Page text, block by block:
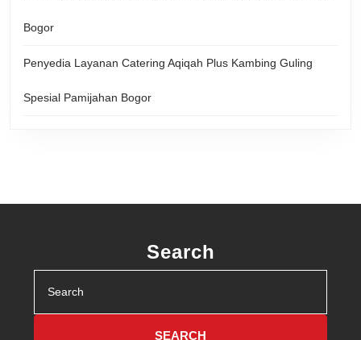
Bogor
Penyedia Layanan Catering Aqiqah Plus Kambing Guling
Spesial Pamijahan Bogor
Search
for: